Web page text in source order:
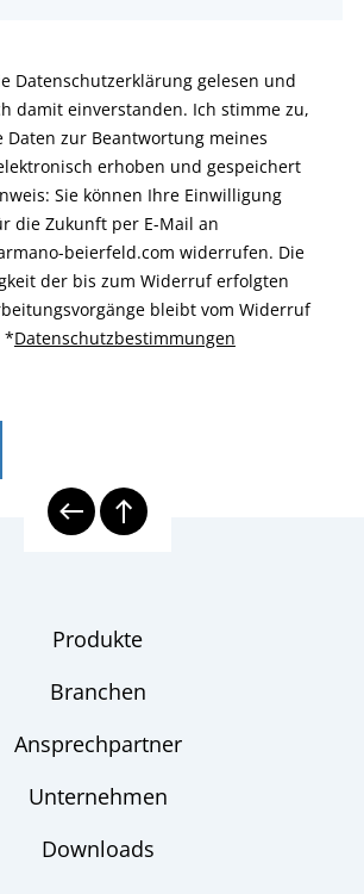
Datenschutzerklärung gelesen und
damit einverstanden. Ich stimme zu,
Daten zur Beantwortung meines
erhoben und gespeichert
Sie können Ihre Einwilligung
die Zukunft per E-Mail an
beierfeld.com widerrufen. Die
der bis zum Widerruf erfolgten
bleibt vom Widerruf
*Datenschutzbestimmungen
Produkte
Branchen
Ansprechpartner
Unternehmen
Downloads